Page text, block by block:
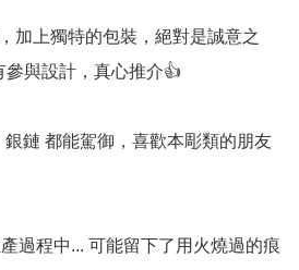
與設計，真心推介👍
過程中... 可能留下了用火燒過的痕